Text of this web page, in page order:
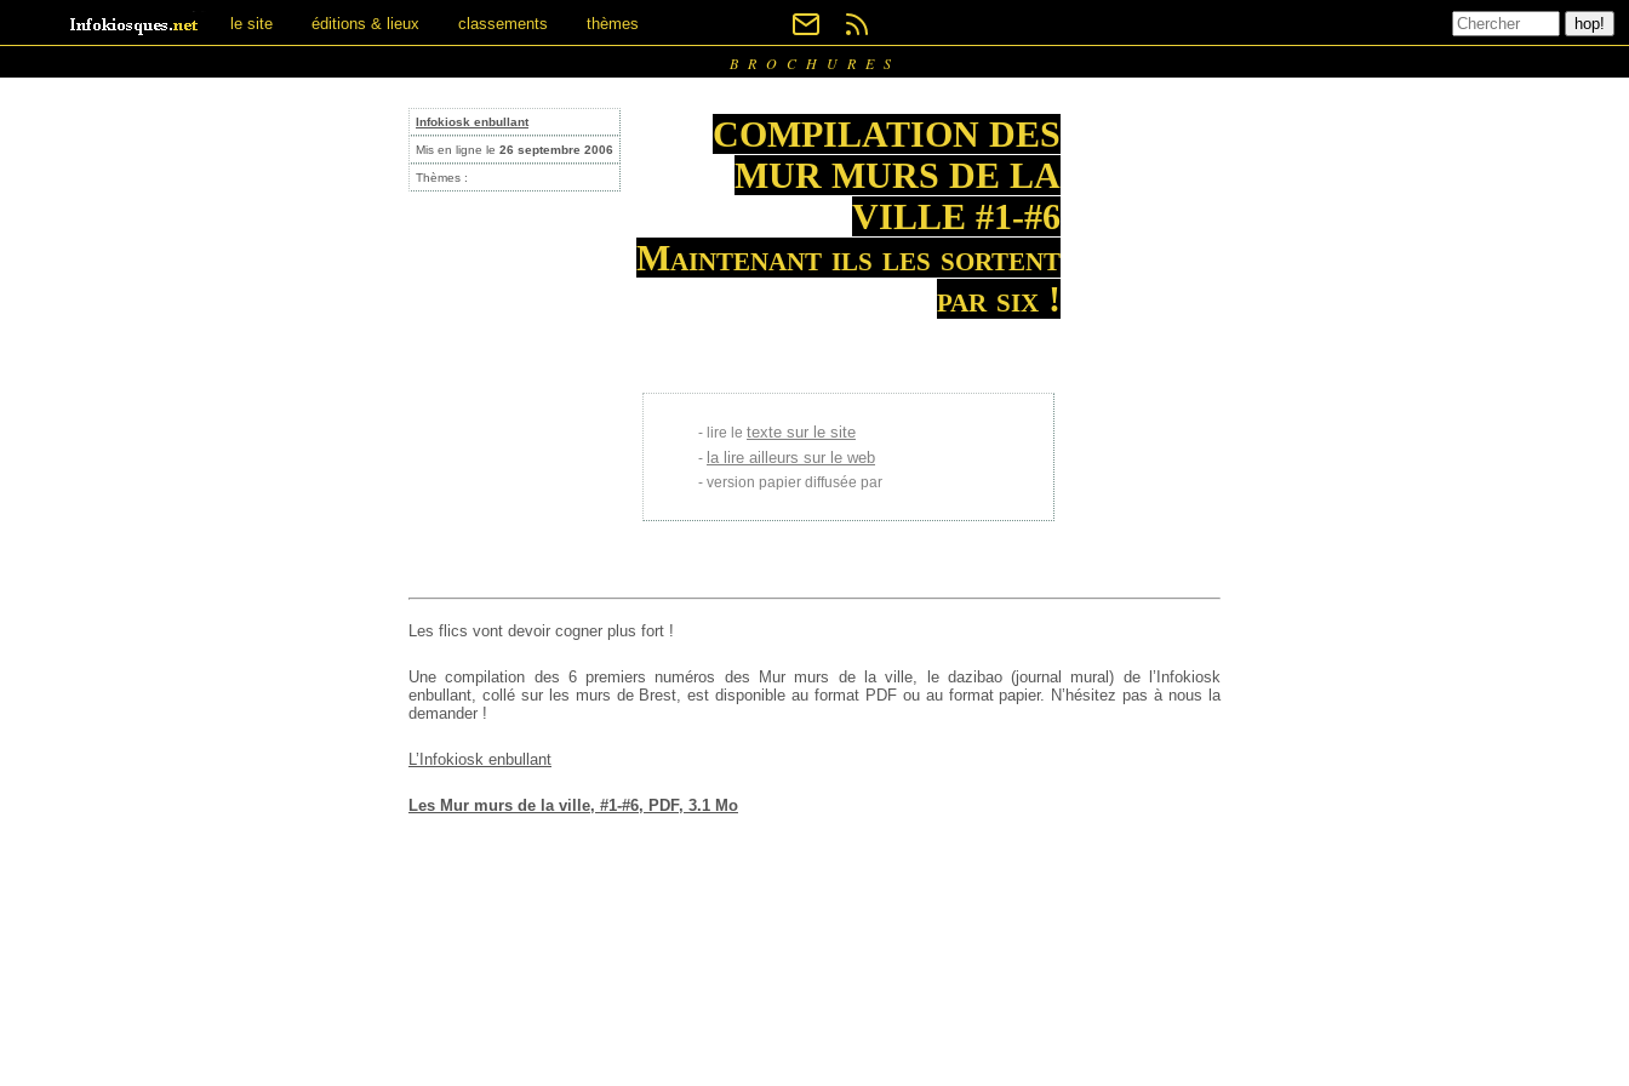
le site éditions & lieux classements thèmes
BROCHURES
Infokiosk enbullant
Mis en ligne le 26 septembre 2006
Thèmes :
COMPILATION DES
MUR MURS DE LA
VILLE #1-#6
Maintenant ils les sortent
par six !
lire le texte sur le site
la lire ailleurs sur le web
version papier diffusée par
Les flics vont devoir cogner plus fort !
Une compilation des 6 premiers numéros des Mur murs de la ville, le dazibao (journal mural) de l’Infokiosk
enbullant, collé sur les murs de Brest, est disponible au format PDF ou au format papier. N’hésitez pas à nous la
demander !
L’Infokiosk enbullant
Les Mur murs de la ville, #1-#6, PDF, 3.1 Mo